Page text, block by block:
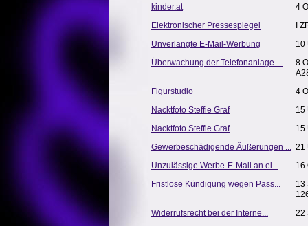
kinder.at
4
Elektronischer Pressespiegel
I
Unverlangte E-Mail-Werbung
10
Überwachung der Telefonanlage ...
8
Figurstudio
4
Nacktfoto Steffie Graf
15
Nacktfoto Steffie Graf
15
Gewerbeschädigende Äußerungen ... 21
Unzulässige Werbe-E-Mail an ei...
16
Fristlose Kündigung wegen Pass...
13
Widerrufsrecht bei der Interne...
22